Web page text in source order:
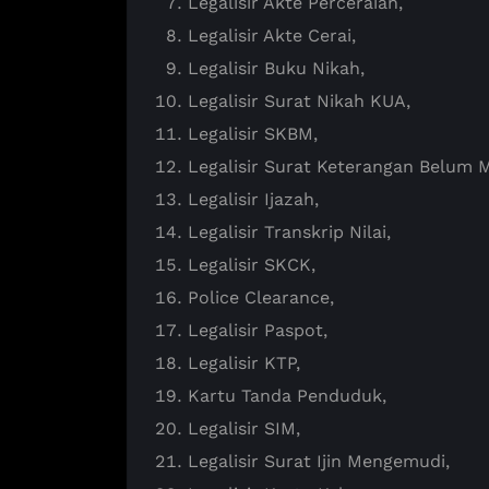
Legalisir Akte Cerai,
Legalisir Buku Nikah,
Legalisir Surat Nikah KUA,
Legalisir SKBM,
Legalisir Surat Keterangan Belum
Legalisir Ijazah,
Legalisir Transkrip Nilai,
Legalisir SKCK,
Police Clearance,
Legalisir Paspot,
Legalisir KTP,
Kartu Tanda Penduduk,
Legalisir SIM,
Legalisir Surat Ijin Mengemudi,